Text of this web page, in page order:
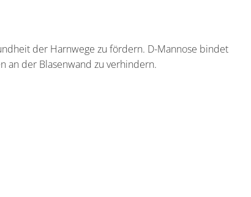
der Harnwege zu fördern. D-Mannose bindet
an der Blasenwand zu verhindern.